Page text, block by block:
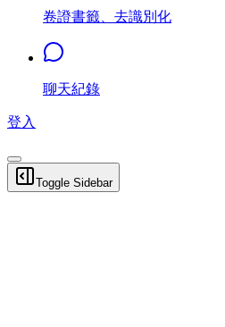
卷證書籤、去識別化
聊天紀錄
登入
Toggle Sidebar